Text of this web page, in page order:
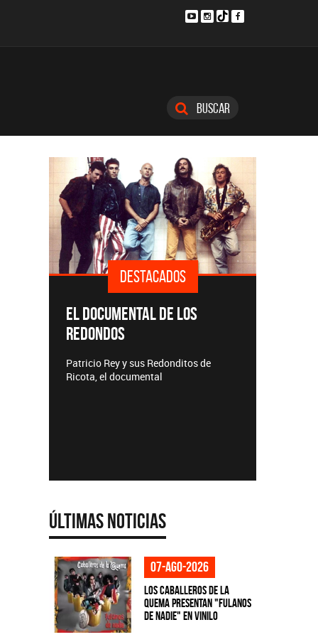
Buscar
DESTACADOS
EL DOCUMENTAL DE LOS
REDONDOS
Patricio Rey y sus Redonditos de
Ricota, el documental
Últimas Noticias
07-ago-2026
Los Caballeros de la
Quema presentan "Fulanos
de Nadie" en vinilo